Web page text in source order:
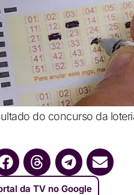
do concurso da
da TV no Google